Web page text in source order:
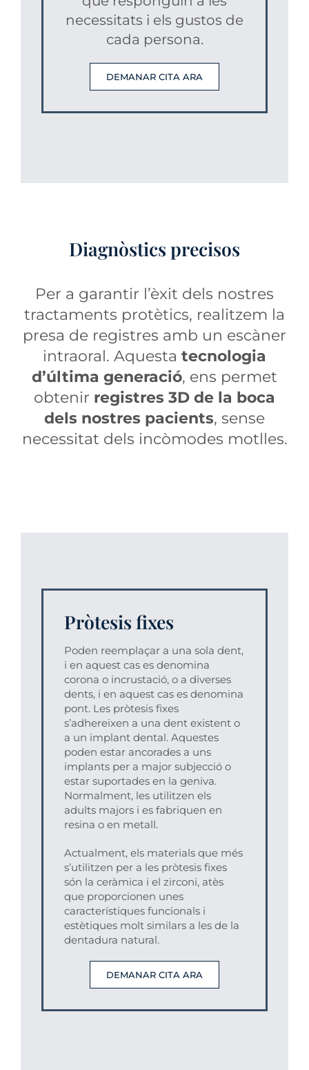
necessitats i els gustos de
cada persona.
DEMANAR CITA ARA
Diagnòstics precisos
Per a garantir l’èxit dels nostres
tractaments protètics, realitzem la
presa de registres amb un escàner
intraoral. Aquesta tecnologia
d’última generació, ens permet
obtenir registres 3D de la boca
dels nostres pacients, sense
necessitat dels incòmodes motlles.
Pròtesis fixes
Poden reemplaçar a una sola dent,
i en aquest cas es denomina
corona o incrustació, o a diverses
dents, i en aquest cas es denomina
pont. Les pròtesis fixes
s’adhereixen a una dent existent o
a un implant dental. Aquestes
poden estar ancorades a uns
implants per a major subjecció o
estar suportades en la geniva.
Normalment, les utilitzen els
adults majors i es fabriquen en
resina o en metall.
Actualment, els materials que més
s’utilitzen per a les pròtesis fixes
són la ceràmica i el zirconi, atès
que proporcionen unes
característiques funcionals i
estètiques molt similars a les de la
dentadura natural.
DEMANAR CITA ARA